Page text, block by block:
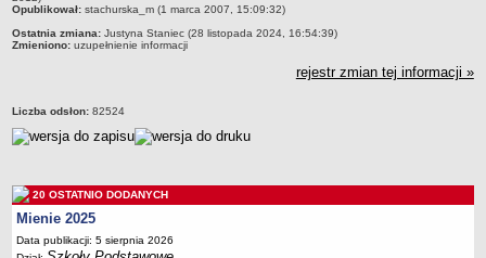
Rejestry, ewidencje, archiwa
Deklaracja dostępności
PORADNIE PSYCHOLOGICZNO-PEDAGOGICZNE
Dane podstawowe
Statut
Opublikował: stachurska_m (1 marca 2007, 15:09:32)
Ostatnia zmiana: Justyna Staniec (28 listopada 2024, 16:54:39)
Zmieniono: uzupełnienie informacji
rejestr zmian tej informacji »
Liczba odsłon: 82524
20 OSTATNIO DODANYCH
Mienie 2025
Data publikacji: 5 sierpnia 2026